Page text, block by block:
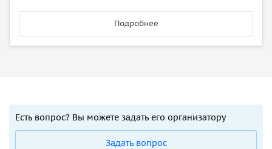
Подробнее
Есть вопрос? Вы можете задать его организатору
Задать вопрос